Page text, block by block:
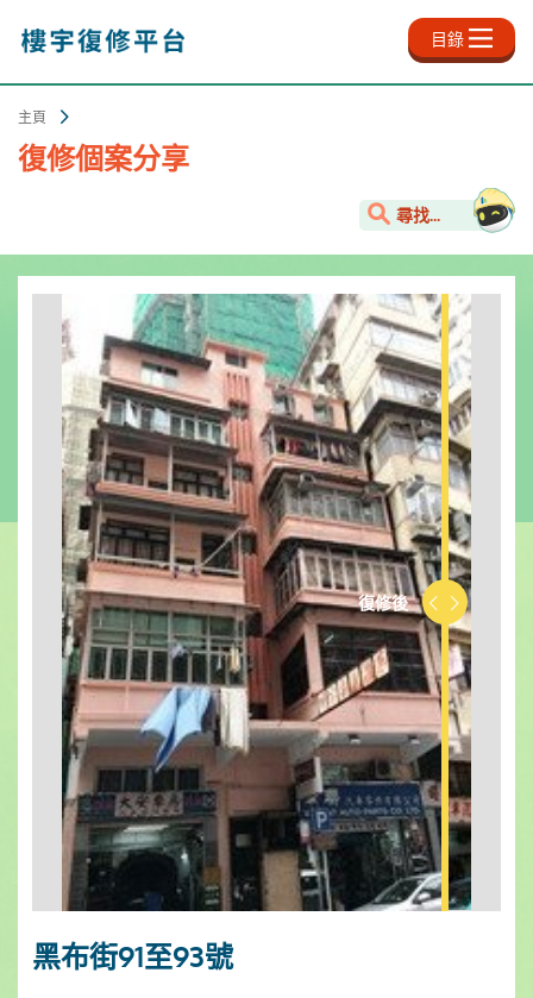
內
目錄
主頁
復修個案分享
尋找...
復修後
黑布街91至93號